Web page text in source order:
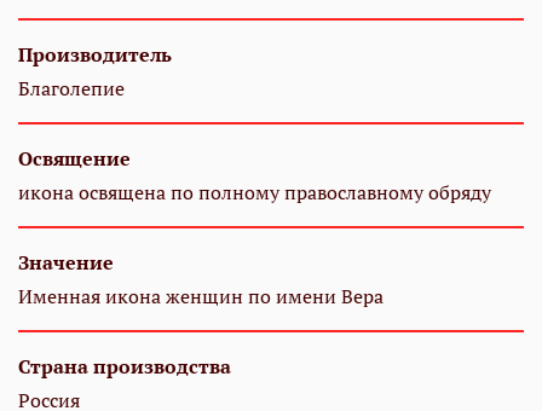
Производитель
Благолепие
Освящение
икона освящена по полному православному обряду
Значение
Именная икона женщин по имени Вера
Страна производства
Россия